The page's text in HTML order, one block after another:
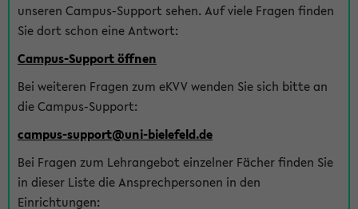
unseren Campus-Support sehen. Auf viele Fragen finden
Sie dort schon eine Antwort:
Campus-Support öffnen
Bei weiteren Fragen zum eKVV wenden Sie sich bitte an
die Campus-Support:
campus-support@uni-bielefeld.de
Bei Fragen zum Lehrangebot einzelner Fächer finden Sie
in dieser Liste die Ansprechpersonen in den
Einrichtungen: